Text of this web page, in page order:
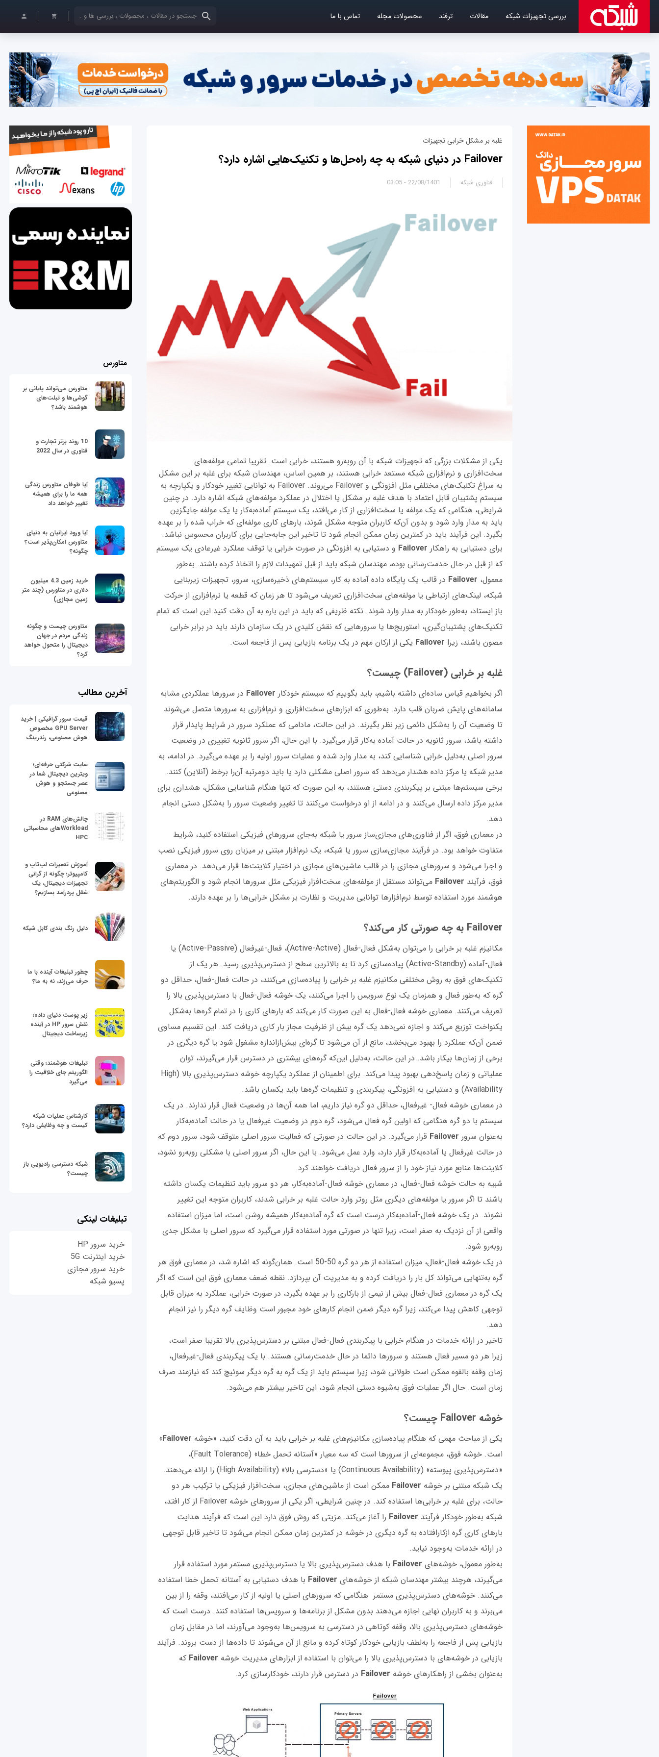
بررسی تجهیزات شبکه مقالات ترفند محصولات مجله تماس با ما کلمات کلیدی خود را وارد کنید
غلبه بر مشکل خرابی تجهیزات
Failover در دنیای شبکه به چه راه‌حل‌ها و تکنیک‌هایی اشاره دارد؟
22/08/1401 - 03:05 فناوری شبکه
یکی از مشکلات بزرگی که تجهیزات شبکه با آن روبه‌رو هستند، خرابی است. تقریبا تمامی مولفه‌های
سخت‌افزاری و نرم‌افزاری شبکه مستعد خرابی هستند، بر همین اساس، مهندسان شبکه برای غلبه بر این مشکل
به سراغ تکنیک‌های مختلفی مثل افزونگی و Failover می‌روند. Failover به توانایی تغییر خودکار و یکپارچه به
سیستم پشتیبان قابل اعتماد با هدف غلبه بر مشکل یا اختلال در عملکرد مولفه‌های شبکه اشاره دارد. در چنین
شرایطی، هنگامی که یک مولفه یا سخت‌افزاری از کار می‌افتد، یک سیستم آماده‌به‌کار یا یک مولفه جایگزین
باید به مدار وارد شود و بدون آن‌که کاربران متوجه مشکل شوند، بارهای کاری مولفه‌ای که خراب شده را بر عهده
بگیرد. این فرآیند باید در کمترین زمان ممکن انجام شود تا تاخیر این جابه‌جایی برای کاربران محسوس نباشد.
برای دستیابی به راهکار Failover و دستیابی به افزونگی در صورت خرابی یا توقف عملکرد غیرعادی یک سیستم
که از قبل در حال خدمت‌رسانی بوده، مهندسان شبکه باید از قبل تمهیدات لازم را اتخاذ کرده باشند. به‌طور
معمول، Failover در قالب یک پایگاه داده آماده به کار، سیستم‌های ذخیره‌سازی، سرور، تجهیزات زیربنایی
شبکه، لینک‌های ارتباطی یا مولفه‌های سخت‌افزاری تعریف می‌شود تا هر زمان که قطعه یا نرم‌افزاری از حرکت
باز ایستاد، به‌طور خودکار به مدار وارد شوند. نکته ظریفی که باید در این باره به آن دقت کنید این است که تمام
تکنیک‌های پشتیبان‌گیری، استوریج‌ها یا سرور‌هایی که نقش کلیدی در یک سازمان دارند باید در برابر خرابی
مصون باشند، زیرا Failover یکی از ارکان مهم در یک برنامه بازیابی پس از فاجعه است.
غلبه بر خرابی (Failover) چیست؟
اگر بخواهیم قیاس ساده‌ای داشته باشیم، باید بگوییم که سیستم خودکار Failover در سرورها عملکردی مشابه
سامانه‌های پایش ضربان قلب دارد. به‌طوری که ابزارهای سخت‌افزاری و نرم‌افزاری به سرورها متصل می‌شوند
تا وضعیت آن را به‌شکل دائمی زیر نظر بگیرند. در این حالت، مادامی که عملکرد سرور در شرایط پایدار قرار
داشته باشد، سرور ثانویه در حالت آماده به‌‌کار قرار می‌گیرد. با این حال، اگر سرور ثانویه تغییری در وضعیت
سرور اصلی به‌دلیل خرابی شناسایی کند، به مدار وارد شده و عملیات سرور اولیه را بر عهده می‌گیرد. در ادامه، به
مدیر شبکه یا مرکز داده هشدار می‌دهد که سرور اصلی مشکلی دارد یا باید دومرتبه آن‌را برخط (آنلاین) کنند.
برخی سیستم‌ها مبتنی بر پیکربندی دستی هستند، به این صورت که تنها هنگام شناسایی مشکل، هشداری برای
مدیر مرکز داده ارسال می‌کنند و در ادامه از او درخواست می‌کنند تا تغییر وضعیت سرور را به‌شکل دستی انجام
دهد.
در معماری فوق، اگر از فناوری‌های مجازی‌ساز سرور یا شبکه به‌جای سرور‌های فیزیکی استفاده کنید، شرایط
متفاوت خواهد بود. در فرآیند مجازی‌سازی سرور یا شبکه، یک نرم‌افزار مبتنی بر میزبان روی سرور فیزیکی نصب
و اجرا می‌شود و سرورهای مجازی را در قالب ماشین‌های مجازی در اختیار کلاینت‌ها قرار می‌دهد. در معماری
فوق، فرآیند Failover می‌تواند مستقل از مولفه‌های سخت‌افزار فیزیکی مثل سرورها انجام شود و الگوریتم‌های
هوشمند مورد استفاده توسط نرم‌افزارها توانایی مدیریت و نظارت بر مشکل خرابی‌ها را بر عهده دارند.
Failover به چه صورتی کار می‌کند؟
مکانیزم غلبه بر خرابی را می‌توان به‌شکل فعال-فعال (Active-Active)، فعال-غیرفعال (Active-Passive) یا
فعال-آماده (Active-Standby) پیاده‌سازی کرد تا به بالاترین سطح از دسترس‌پذیری رسید. هر یک از
تکنیک‌های فوق به روش مختلفی مکانیزم غلبه بر خرابی را پیاده‌سازی می‌کنند، در حالت فعال-فعال، حداقل دو
گره که به‌طور فعال و همزمان یک نوع سرویس را اجرا می‌کنند، یک خوشه فعال-فعال با دسترس‌پذیری بالا را
تعریف می‌کنند. معماری خوشه فعال-فعال به این صورت کار می‌کند که بارهای کاری را در تمام گره‌ها به‌شکل
یکنواخت توزیع می‌کند و اجازه نمی‌دهد یک گره بیش از ظرفیت مجاز بار کاری دریافت کند. این تقسیم مساوی
ضمن آن‌که عملکرد را بهبود می‌بخشد، مانع از آن می‌شود تا گره‌ای بیش‌ازاندازه مشغول شود یا گره دیگری در
برخی از زمان‌ها بیکار باشد. در این حالت، به‌دلیل این‌که گره‌های بیشتری در دسترس قرار می‌گیرند، توان
عملیاتی و زمان پاسخ‌دهی بهبود پیدا می‌کند. برای اطمینان از عملکرد یکپارچه خوشه دسترس‌پذیری بالا (High
Availability) و دستیابی به افزونگی، پیکربندی و تنظیمات گره‌ها باید یکسان باشد.
در معماری خوشه فعال- غیرفعال، حداقل دو گره نیاز داریم، اما همه آن‌ها در وضعیت فعال قرار ندارند. در یک
سیستم با دو گره هنگامی که اولین گره فعال می‌شود، گره دوم در وضعیت غیرفعال یا در حالت آماده‌به‌کار
به‌عنوان سرور Failover قرار می‌گیرد. در این حالت در صورتی که فعالیت سرور اصلی متوقف شود، سرور دوم که
در حالت غیرفعال یا آماده‌به‌کار قرار دارد، وارد عمل می‌شود. با این حال، اگر سرور اصلی با مشکلی روبه‌رو نشود،
کلاینت‌ها منابع مورد نیاز خود را از سرور فعال دریافت خواهند کرد.
شبیه به حالت خوشه فعال-فعال، در معماری خوشه فعال-آماده‌به‌کار، هر دو سرور باید تنظیمات یکسان داشته
باشند تا اگر سرور یا مولفه‌های دیگری مثل روتر وارد حالت غلبه بر خرابی شدند، کاربران متوجه این تغییر
نشوند. در یک خوشه فعال-آماده‌به‌کار درست است که گره آماده‌به‌کار همیشه روشن است، اما میزان استفاده
واقعی از آن نزدیک به صفر است، زیرا تنها در صورتی مورد استفاده قرار می‌گیرد که سرور اصلی با مشکل جدی
روبه‌رو شود.
در یک خوشه فعال-فعال، میزان استفاده از هر دو گره 50-50 است. همان‌گونه که اشاره شد، در معماری فوق هر
گره به‌تنهایی می‌تواند کل بار را دریافت کرده و به مدیریت آن بپردازد. نقطه ضعف معماری فوق این است که اگر
یک گره در معماری فعال-فعال بیش از نیمی از بارکاری را بر عهده بگیرد، در صورت خرابی، عملکرد به میزان قابل
توجهی کاهش پیدا می‌کند، زیرا گره دیگر ضمن انجام کارهای خود مجبور است وظایف گره دیگر را نیز انجام
دهد.
تاخیر در ارائه خدمات در هنگام خرابی با پیکربندی فعال-فعال مبتنی بر دسترس‌پذیری بالا تقریبا صفر است،
زیرا هر دو مسیر فعال هستند و سرورها دائما در حال خدمت‌رسانی هستند. با یک پیکربندی فعال-غیرفعال،
زمان وقفه بالقوه ممکن است طولانی شود، زیرا سیستم باید از یک گره به گره دیگر سوئیچ کند که نیازمند صرف
زمان است. حال اگر عملیات فوق به‌شیوه دستی انجام شود، این تاخیر بیشتر هم می‌شود.
خوشه Failover چیست؟
یکی از مباحث مهمی که هنگام پیاده‌سازی مکانیزم‌های غلبه بر خرابی باید به آن دقت کنید، «خوشه Failover
»
است. خوشه فوق، مجموعه‌ای از سرورها است که سه معیار «آستانه تحمل خطا» (Fault Tolerance)،
«دسترس‌پذیری پیوسته» (Continuous Availability) یا «دسترسی بالا» (High Availability) را ارائه می‌دهند.
یک شبکه مبتنی بر خوشه Failover ممکن است از ماشین‌های مجازی، سخت‌افزار فیزیکی یا ترکیب هر دو
حالت، برای غلبه بر خرابی‌ها استفاده کند. در چنین شرایطی، اگر یکی از سرورهای خوشه Failover از کار افتد،
شبکه به‌طور خودکار فرآیند Failover را آغاز می‌کند. مزیتی که روش فوق دارد این است که فرآیند هدایت
بارهای کاری گره ازکارافتاده به گره دیگری در خوشه در کمترین زمان ممکن انجام می‌شود تا تاخیر قابل توجهی
در ارائه خدمات به‌وجود نیاید.
به‌طور معمول، خوشه‌های Failover با هدف دسترس‌پذیری بالا یا دسترس‌پذیری مستمر مورد استفاده قرار
می‌گیرند، هرچند بیشتر مهندسان شبکه از خوشه‌های Failover با هدف دستیابی به آستانه تحمل خطا استفاده
می‌کنند. خوشه‌های دسترس‌پذیری مستمر هنگامی که سرورهای اصلی یا اولیه از کار می‌افتند، وقفه را از بین
می‌برند و به کاربران نهایی اجازه می‌دهند بدون مشکل از برنامه‌ها و سرویس‌ها استفاده کنند. درست است که
خوشه‌های دسترس‌پذیری بالا، وقفه کوتاهی در دسترسی به سرویس‌ها به‌وجود می‌آورند، اما در مقابل زمان
بازیابی پس از فاجعه را به‌لطف بازیابی خودکار کوتاه کرده و مانع از آن می‌شوند تا داده‌ها از دست بروند. فرآیند
بازیابی در خوشه‌های با دسترس‌پذیری بالا را می‌توان با استفاده از ابزارهای مدیریت خوشه Failover که
به‌عنوان بخشی از راهکارهای خوشه Failover در دسترس قرار دارند، خودکارسازی کرد.
متاورس
متاورس می‌تواند پایانی بر
گوشی‌ها و تبلت‌های
هوشمند باشد؟
10 روند برتر تجارت و
فناوری در سال 2022
آیا طوفان متاورس زندگی
همه ما را برای همیشه
تغییر خواهد داد
آیا ورود ایرانیان به دنیای
متاورس امکان‌پذیر است؟
چگونه؟
خرید زمین 4.3 میلیون
دلاری در متاورس (چند متر
زمین مجازی)
متاورس چیست و چگونه
زندگی مردم در جهان
دیجیتال را متحول خواهد
کرد؟
آخرین مطالب
قیمت سرور گرافیکی | خرید
GPU Server مخصوص
هوش مصنوعی، رندرینگ
سایت شرکتی حرفه‌ای؛
ویترین دیجیتال شما در
عصر جستجو و هوش
مصنوعی
چالش‌های RAM در
Workloadهای محاسباتی
HPC
آموزش تعمیرات لپ‌تاپ و
کامپیوتر؛ چگونه از گرانی
تجهیزات دیجیتال، یک
شغل پردرآمد بسازیم؟
دلیل رنگ بندی کابل شبکه
چطور تبلیغات آینده با ما
حرف می‌زند، نه به ما؟
زیر پوست دنیای داده؛
نقش سرور HP در آینده
زیرساخت دیجیتال
تبلیغات هوشمند؛ وقتی
الگوریتم جای خلاقیت را
می‌گیرد
کارشناس عملیات شبکه
کیست و چه وظایفی دارد؟
شبکه دسترسی رادیویی باز
چیست؟
تبلیغات لینکی
خرید سرور HP
خرید اینترنت 5G
خرید سرور مجازی
پسیو شبکه